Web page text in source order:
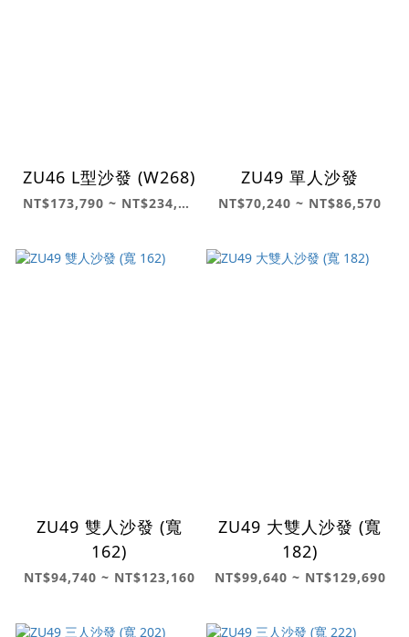
ZU46 L型沙發 (W268)
NT$173,790 ~ NT$234,560
ZU49 單人沙發
NT$70,240 ~ NT$86,570
ZU49 雙人沙發 (寬
162)
NT$94,740 ~ NT$123,160
ZU49 大雙人沙發 (寬
182)
NT$99,640 ~ NT$129,690